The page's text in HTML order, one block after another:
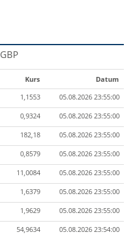
GBP
Kurs Datum
1,1553 05.08.2026 23:55:00
0,9324 05.08.2026 23:55:00
182,18 05.08.2026 23:55:00
0,8579 05.08.2026 23:55:00
11,0084 05.08.2026 23:55:00
1,6379 05.08.2026 23:55:00
1,9629 05.08.2026 23:55:00
54,9634 05.08.2026 23:54:00